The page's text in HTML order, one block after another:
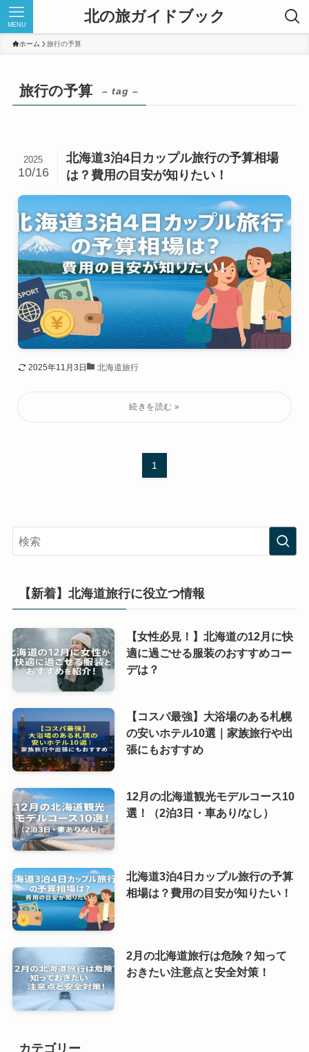
北の旅ガイドブック
MENU
ホーム 旅行の予算
旅行の予算 – tag –
北海道3泊4日カップル旅行の予算相場
は？費用の目安が知りたい！
2025
10/16
2025年11月3日 北海道旅行
1
【新着】北海道旅行に役立つ情報
【女性必見！】北海道の12月に快
適に過ごせる服装のおすすめコー
デは？
【コスパ最強】大浴場のある札幌
の安いホテル10選｜家族旅行や出
張にもおすすめ
12月の北海道観光モデルコース10
選！（2泊3日・車あり/なし）
北海道3泊4日カップル旅行の予算
相場は？費用の目安が知りたい！
2月の北海道旅行は危険？知って
おきたい注意点と安全対策！
カテゴリー